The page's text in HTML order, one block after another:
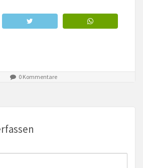
0 Kommentare